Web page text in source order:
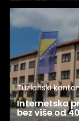
Tuzlanski
Internetska
bez više od